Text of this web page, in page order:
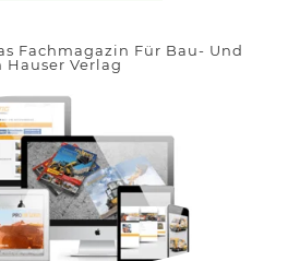
Fachmagazin Für Bau- Und
Verlag